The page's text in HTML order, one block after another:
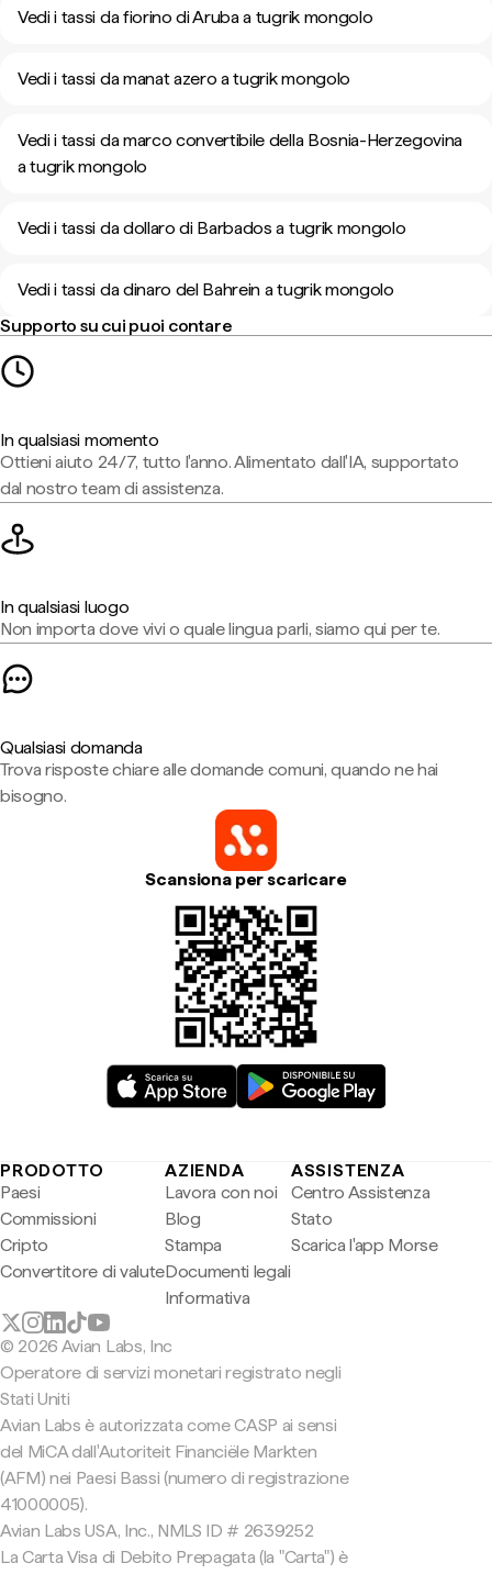
Vedi i tassi da fiorino di Aruba a tugrik mongolo
Vedi i tassi da manat azero a tugrik mongolo
Vedi i tassi da marco convertibile della Bosnia-Herzegovina
a tugrik mongolo
Vedi i tassi da dollaro di Barbados a tugrik mongolo
Vedi i tassi da dinaro del Bahrein a tugrik mongolo
Supporto su cui puoi contare
In qualsiasi momento
Ottieni aiuto 24/7, tutto l'anno. Alimentato dall'IA, supportato
dal nostro team di assistenza.
In qualsiasi luogo
Non importa dove vivi o quale lingua parli, siamo qui per te.
Qualsiasi domanda
Trova risposte chiare alle domande comuni, quando ne hai
bisogno.
Scansiona per scaricare
PRODOTTO
Paesi
Commissioni
Cripto
Convertitore di valute
AZIENDA
Lavora con noi
Blog
Stampa
Documenti legali
Informativa
ASSISTENZA
Centro Assistenza
Stato
Scarica l'app Morse
© 2026 Avian Labs, Inc
Operatore di servizi monetari registrato negli
Stati Uniti
Avian Labs è autorizzata come CASP ai sensi
del MiCA dall'Autoriteit Financiële Markten
(AFM) nei Paesi Bassi (numero di registrazione
41000005).
Avian Labs USA, Inc., NMLS ID # 2639252
La Carta Visa di Debito Prepagata (la "Carta") è